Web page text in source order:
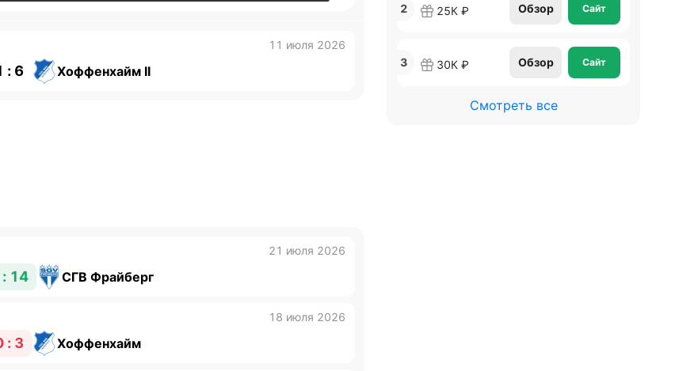
11 июля 2026
: 6 Хоффенхайм II
21 июля 2026
: 14 СГВ Фрайберг
18 июля 2026
: 3 Хоффенхайм
2 25К ₽ Обзор Сайт
3 30К ₽ Обзор Сайт
Смотреть все